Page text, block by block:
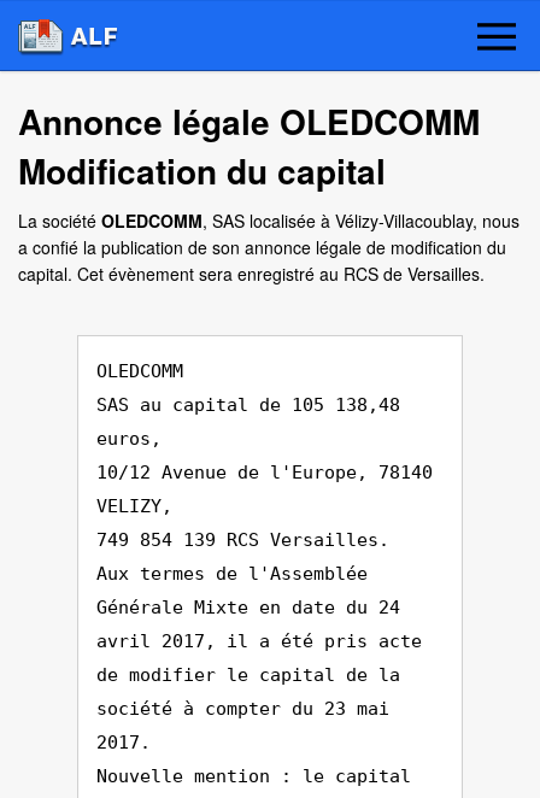
Annonce légale OLEDCOMM
Modification du capital
La société OLEDCOMM, SAS localisée à Vélizy-Villacoublay, nous
a confié la publication de son annonce légale de modification du
capital. Cet évènement sera enregistré au RCS de Versailles.
OLEDCOMM
SAS au capital de 105 138,48
euros,
10/12 Avenue de l'Europe, 78140
VELIZY,
749 854 139 RCS Versailles.
Aux termes de l'Assemblée
Générale Mixte en date du 24
avril 2017, il a été pris acte
de modifier le capital de la
société à compter du 23 mai
2017.
Nouvelle mention : le capital